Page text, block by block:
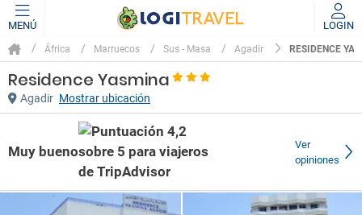
MENÚ LOGIN
África Marruecos Sus - Masa Agadir RESIDENCE
Residence Yasmina
Agadir Mostrar ubicación
Muy bueno
Ver
opiniones